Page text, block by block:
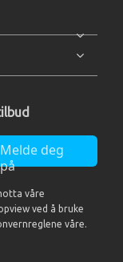
Melde deg
på
våre
ved å bruke
våre.